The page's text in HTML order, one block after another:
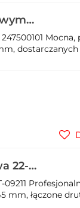
Mocna,
22-
mm, łączone